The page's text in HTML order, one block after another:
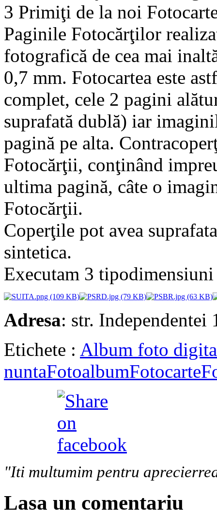
3 Primiţi de la noi
Paginile Fotocărţilor
fotografică de cea mai
0,7 mm. Fotocartea este
complet, cele 2 pagini
suprafată dublă) iar
pagină pe alta.
Fotocărţii, conţinând
ultima pagină, câte o
Fotocărţii.
Coperţile pot avea
sintetica.
Executam 3
Adresa: str. Independentei
Etichete : Album foto
nuntaFotoalbumFotocarte
"Iti multumim pentru
Lasa un comentariu